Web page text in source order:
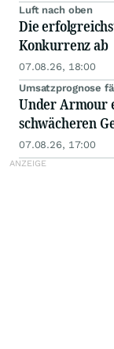
Luft nach oben
Die
Konkurrenz ab
07.08.26, 18:00
Umsatzprognose
Under Armour
schwächeren
07.08.26, 17:00